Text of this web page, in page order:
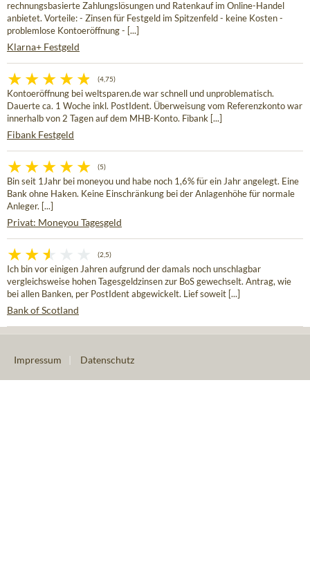
rechnungsbasierte Zahlungslösungen und Ratenkauf im Online-Handel
anbietet. Vorteile: - Zinsen für Festgeld im Spitzenfeld - keine Kosten -
problemlose Kontoeröffnung - [...]
Klarna+ Festgeld
(4,75)
Kontoeröffnung bei weltsparen.de war schnell und unproblematisch.
Dauerte ca. 1 Woche inkl. PostIdent. Überweisung vom Referenzkonto war
innerhalb von 2 Tagen auf dem MHB-Konto. Fibank [...]
Fibank Festgeld
(5)
Bin seit 1Jahr bei moneyou und habe noch 1,6% für ein Jahr angelegt. Eine
Bank ohne Haken. Keine Einschränkung bei der Anlagenhöhe für normale
Anleger. [...]
Privat: Moneyou Tagesgeld
(2,5)
Ich bin vor einigen Jahren aufgrund der damals noch unschlagbar
vergleichsweise hohen Tagesgeldzinsen zur BoS gewechselt. Antrag, wie
bei allen Banken, per PostIdent abgewickelt. Lief soweit [...]
Bank of Scotland
Impressum Datenschutz